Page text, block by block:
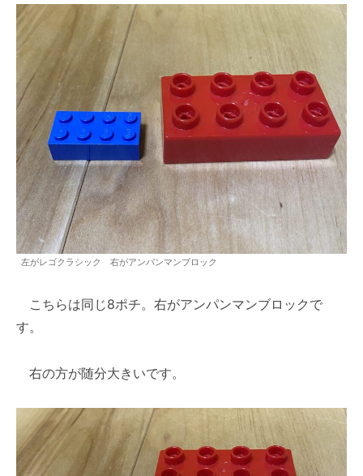
左がレゴクラシック 右がアンパンマンブロック
こちらは同じ8ポチ。右がアンパンマンブロックで
す。
右の方が随分大きいです。